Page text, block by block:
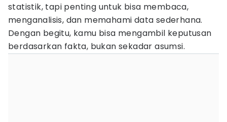
statistik, tapi penting untuk bisa membaca,
menganalisis, dan memahami data sederhana.
Dengan begitu, kamu bisa mengambil keputusan
berdasarkan fakta, bukan sekadar asumsi.